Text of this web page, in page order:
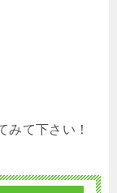
みて下さい！